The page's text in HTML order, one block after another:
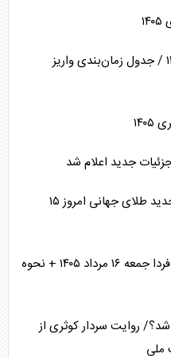
تغییر زمان واریز کالابرگ مرداد ۱۴۰۵ / جدول زمان‌بندی واریز
جدید اعلام شد
قیمت طلا رکورد شکست/ قیمت جدید طلای جهانی امروز ۱۵
جدول قطعی برق استان کرمانشاه فردا جمعه ۱۶ مرداد ۱۴۰۵ + نحوه
روایت سردار کوثری از
ملی